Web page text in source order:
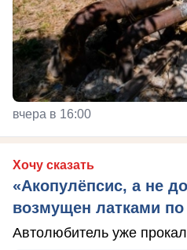
вчера в 16:00
Хочу сказать
«Акопулёпсис, а не
возмущен латками
Автолюбитель уже